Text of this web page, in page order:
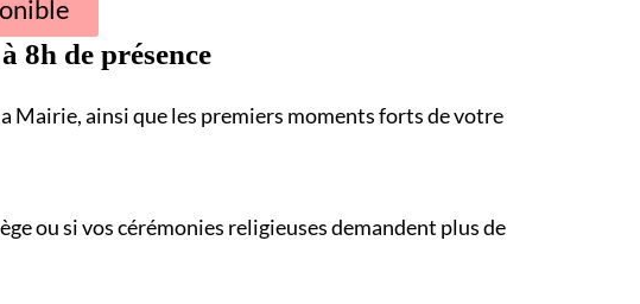
8h de présence
Mairie, ainsi que les premiers moments forts de votre
ou si vos cérémonies religieuses demandent plus de